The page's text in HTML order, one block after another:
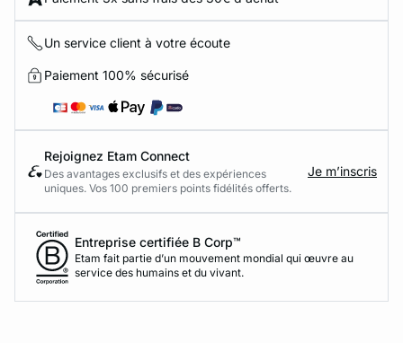
Un service client à votre écoute
Paiement 100% sécurisé
Rejoignez Etam Connect
Des avantages exclusifs et des expériences
uniques. Vos 100 premiers points fidélités offerts.
Je m’inscris
Entreprise certifiée B Corp™
Etam fait partie d’un mouvement mondial qui œuvre au
service des humains et du vivant.